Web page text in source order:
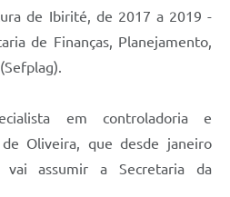
de Ibirité, de 2017 a 2019 -
de Finanças, Planejamento,
em controladoria e
Oliveira, que desde janeiro
vai assumir a Secretaria da